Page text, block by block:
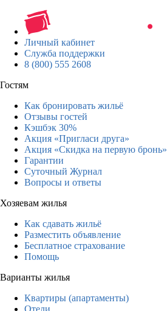
Личный кабинет
Служба поддержки
8 (800) 555 2608
Гостям
Как бронировать жильё
Отзывы гостей
Кэшбэк 30%
Акция «Пригласи друга»
Акция «Скидка на первую бронь»
Гарантии
Суточный Журнал
Вопросы и ответы
Хозяевам жилья
Как сдавать жильё
Разместить объявление
Бесплатное страхование
Помощь
Варианты жилья
Квартиры (апартаменты)
Отели